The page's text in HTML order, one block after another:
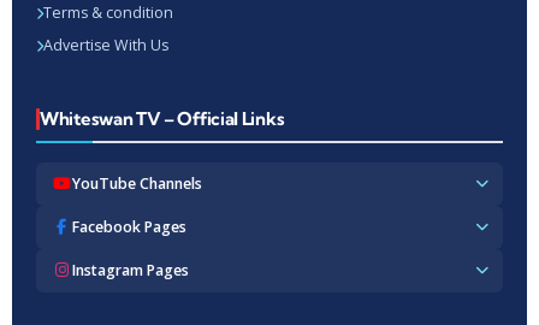
Terms & condition
Advertise With Us
Whiteswan TV – Official Links
YouTube Channels
Whiteswan TV News
Whiteswan Kerala
Facebook Pages
Whiteswan TV News
Instagram Pages